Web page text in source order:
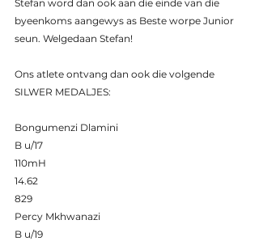
Stefan word dan ook aan die einde van die
byeenkoms aangewys as Beste worpe Junior
seun. Welgedaan Stefan!
Ons atlete ontvang dan ook die volgende
SILWER MEDALJES:
Bongumenzi Dlamini
B u/17
110mH
14.62
829
Percy Mkhwanazi
B u/19